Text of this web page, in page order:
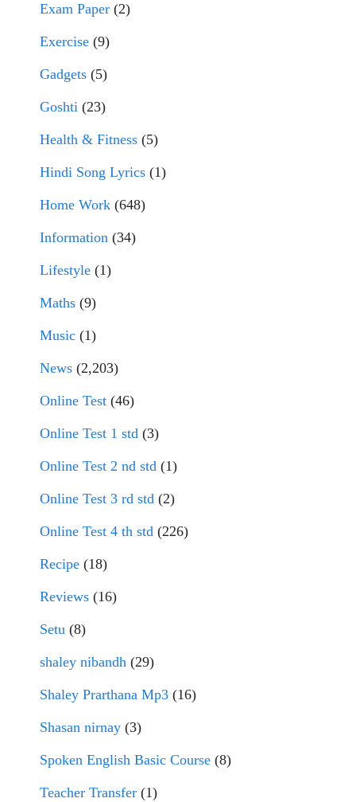
Exam Paper (2)
Exercise (9)
Gadgets (5)
Goshti (23)
Health & Fitness (5)
Hindi Song Lyrics (1)
Home Work (648)
Information (34)
Lifestyle (1)
Maths (9)
Music (1)
News (2,203)
Online Test (46)
Online Test 1 std (3)
Online Test 2 nd std (1)
Online Test 3 rd std (2)
Online Test 4 th std (226)
Recipe (18)
Reviews (16)
Setu (8)
shaley nibandh (29)
Shaley Prarthana Mp3 (16)
Shasan nirnay (3)
Spoken English Basic Course (8)
Teacher Transfer (1)